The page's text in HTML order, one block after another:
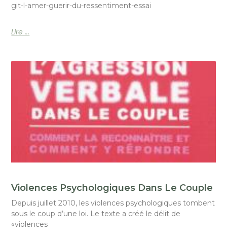
git-l-amer-guerir-du-ressentiment-essai
Lire ...
Violences Psychologiques Dans Le Couple
Depuis juillet 2010, les violences psychologiques tombent
sous le coup d’une loi. Le texte a créé le délit de
«violences